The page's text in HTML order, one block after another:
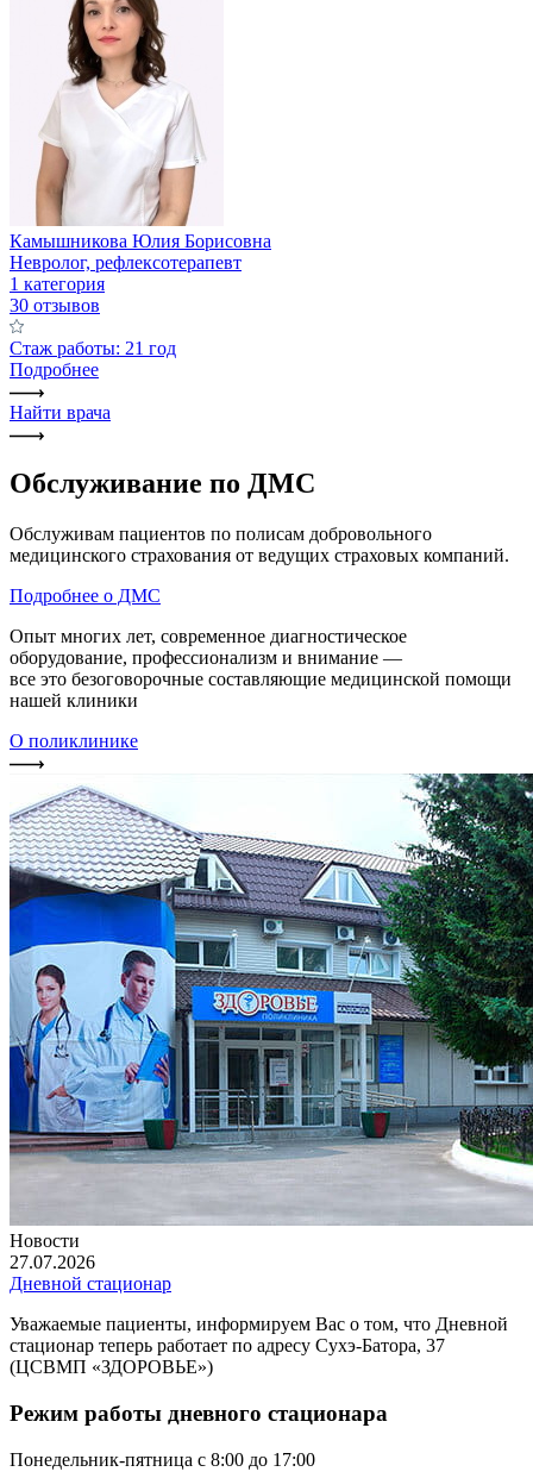
Камышникова Юлия Борисовна
Невролог, рефлексотерапевт
1 категория
30 отзывов
Стаж работы: 21 год
Подробнее
Найти врача
Обслуживание по ДМС
Обслуживам пациентов по полисам добровольного
медицинского страхования от ведущих страховых компаний.
Подробнее о ДМС
Опыт многих лет, современное диагностическое
оборудование, профессионализм и внимание —
все это безоговорочные составляющие медицинской помощи
нашей клиники
О поликлинике
Новости
27.07.2026
Дневной стационар
Уважаемые пациенты, информируем Вас о том, что Дневной
стационар теперь работает по адресу Сухэ-Батора, 37
(ЦСВМП «ЗДОРОВЬЕ»)
Режим работы дневного стационара
Понедельник-пятница с 8:00 до 17:00